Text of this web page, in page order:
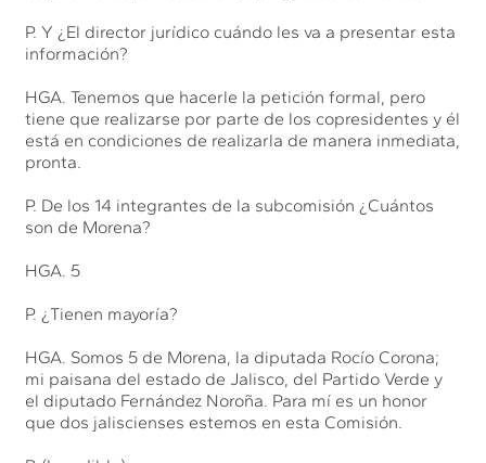
P. Y ¿El director jurídico cuándo les va a presentar esta
información?
HGA. Tenemos que hacerle la petición formal, pero
tiene que realizarse por parte de los copresidentes y él
está en condiciones de realizarla de manera inmediata,
pronta.
P. De los 14 integrantes de la subcomisión ¿Cuántos
son de Morena?
HGA. 5
P. ¿Tienen mayoría?
HGA. Somos 5 de Morena, la diputada Rocío Corona;
mi paisana del estado de Jalisco, del Partido Verde y
el diputado Fernández Noroña. Para mí es un honor
que dos jaliscienses estemos en esta Comisión.